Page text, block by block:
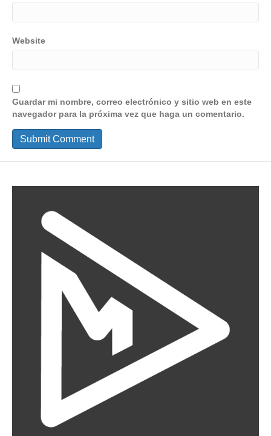
Website
Guardar mi nombre, correo electrónico y sitio web en este
navegador para la próxima vez que haga un comentario.